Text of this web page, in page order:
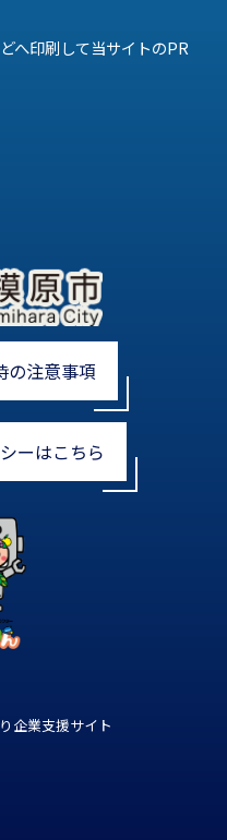
へ印刷して当サイトのPR
の注意事項
ーはこちら
企業支援サイト